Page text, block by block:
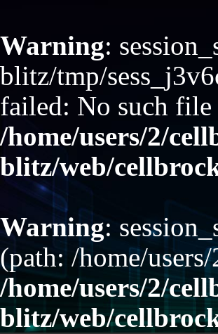
Warning:
blitz/tmp/
failed: No such
/home/users/2/
blitz/web/
Warning:
(path: /home/
/home/users/2/
blitz/web/